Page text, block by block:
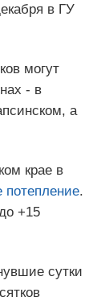
в ГУ
могут
- в
а
крае в
.
+15
сутки